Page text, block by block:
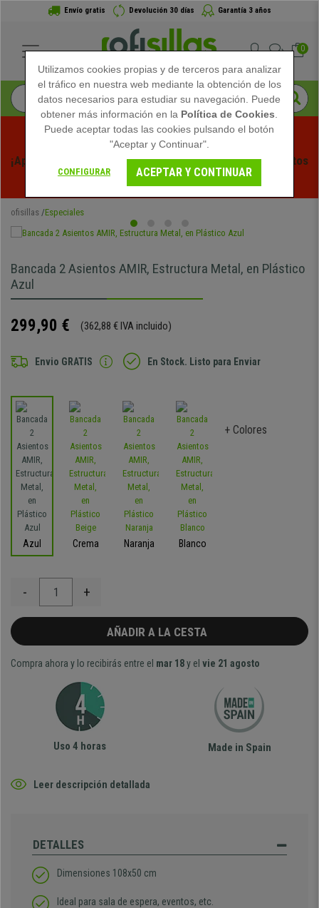
Envío gratis Devolución 30 días Garantía 3 años
0
¡Aprovecha las Rebajas de Verano en Ofisillas! Descuentos
Exclusivos por Tiempo Limitado - Ver Promo
ofisillas Especiales
Bancada 2 Asientos AMIR, Estructura Metal, en Plástico
Azul
299,90 € (362,88 € IVA incluido)
Envio GRATIS En Stock. Listo para Enviar
Azul Crema Naranja Blanco
+ Colores
- +
AÑADIR A LA CESTA
Compra ahora y lo recibirás entre el mar 18y el vie 21 agosto
Uso 4 horas Made in Spain
Leer descripción detallada
DETALLES
Dimensiones 108x50 cm
Ideal para sala de espera, eventos, etc.
Utilizamos cookies propias y de terceros para analizar
el tráfico en nuestra web mediante la obtención de los
datos necesarios para estudiar su navegación. Puede
obtener más información en la Política de Cookies
Puede aceptar todas las cookies pulsando el botón
"Aceptar y Continuar".
CONFIGURAR ACEPTAR Y CONTINUAR